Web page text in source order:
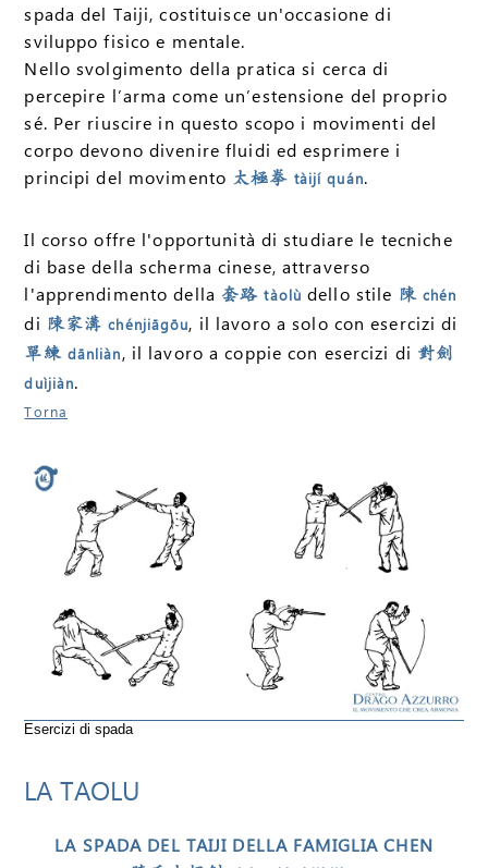
spada del Taiji, costituisce un'occasione di
sviluppo fisico e mentale.
Nello svolgimento della pratica si cerca di
percepire l’arma come un’estensione del proprio
sé. Per riuscire in questo scopo i movimenti del
corpo devono divenire fluidi ed esprimere i
principi del movimento 太極拳 tàijí quán.
Il corso offre l'opportunità di studiare le tecniche
di base della scherma cinese, attraverso
l'apprendimento della套路 tàolù dello stile 陳 chén
di 陳家溝 chénjiāgōu, il lavoro a solo con esercizi di
單練 dānliàn, il lavoro a coppie con esercizi di 對劍
duìjiàn.
Torna
Esercizi di spada
LA TAOLU
LA SPADA DEL TAIJI DELLA FAMIGLIA CHEN